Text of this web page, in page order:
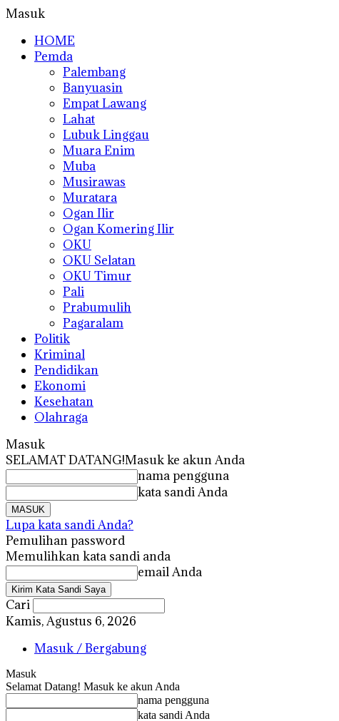
Masuk
HOME
Pemda
Palembang
Banyuasin
Empat Lawang
Lahat
Lubuk Linggau
Muara Enim
Muba
Musirawas
Muratara
Ogan Ilir
Ogan Komering Ilir
OKU
OKU Selatan
OKU Timur
Pali
Prabumulih
Pagaralam
Politik
Kriminal
Pendidikan
Ekonomi
Kesehatan
Olahraga
Masuk
SELAMAT DATANG!Masuk ke akun Anda
nama pengguna
kata sandi Anda
Lupa kata sandi Anda?
Pemulihan password
Memulihkan kata sandi anda
email Anda
Cari
Kamis, Agustus 6, 2026
Masuk / Bergabung
Masuk
Selamat Datang! Masuk ke akun Anda
nama pengguna
kata sandi Anda